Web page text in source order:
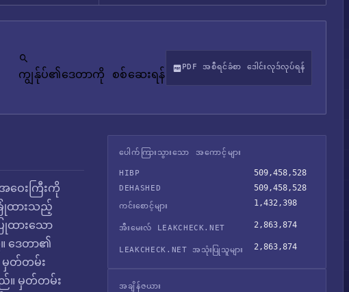
ကျွန်ုပ်၏ဒေတာကို စစ်ဆေးရန်
PDF အစီရင်ခံစာ ဒေါင်းလုဒ်လုပ်ရန်
ဝေးကြီးကို
ြုံထားသည့်
ထားသော
ဒေတာ၏
မှတ်တမ်း
။ မှတ်တမ်း
ပေါက်ကြားသွားသော အကောင့်များ
HIBP 509,458,528
DEHASHED 509,458,528
ကင်းစောင့်များ 1,432,398
အီးမေးလ် LEAKCHECK.NET 2,863,874
LEAKCHECK.NET အသုံးပြုသူများ 2,863,874
အချိန်ဇယား